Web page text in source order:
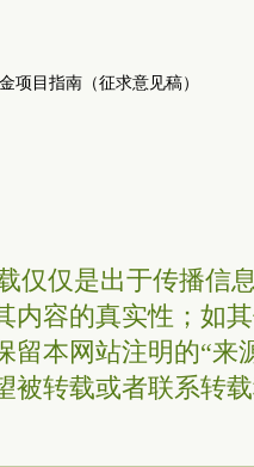
项目指南（征求意见稿）
仅仅是出于传播信
内容的真实性；如
留本网站注明的“来
被转载或者联系转